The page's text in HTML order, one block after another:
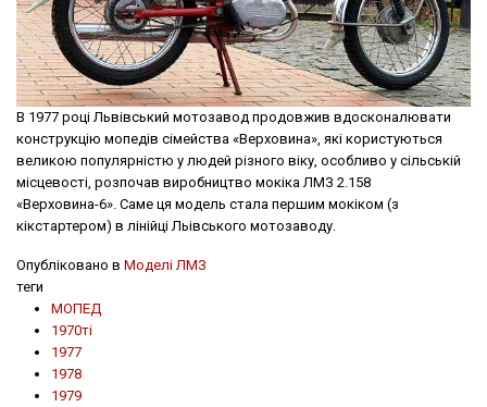
В 1977 році Львівський мотозавод продовжив вдосконалювати
конструкцію мопедів сімейства «Верховина», які користуються
великою популярністю у людей різного віку, особливо у сільській
місцевості, розпочав виробництво мокіка ЛМЗ 2.158
«Верховина-6». Саме ця модель стала першим мокіком (з
кікстартером) в лінійці Льівського мотозаводу.
Опубліковано в Моделі ЛМЗ
теги
МОПЕД
1970ті
1977
1978
1979